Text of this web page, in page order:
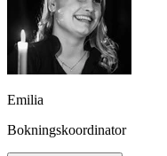
Emilia
Bokningskoordinator